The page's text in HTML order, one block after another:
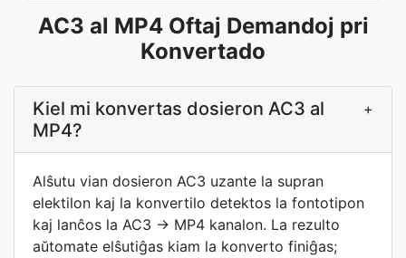
AC3 al MP4 Oftaj Demandoj pri
Konvertado
Kiel mi konvertas dosieron AC3 al
MP4?
+
Alŝutu vian dosieron AC3 uzante la supran
elektilon kaj la konvertilo detektos la fontotipon
kaj lanĉos la AC3 → MP4 kanalon. La rezulto
aŭtomate elŝutiĝas kiam la konverto finiĝas;